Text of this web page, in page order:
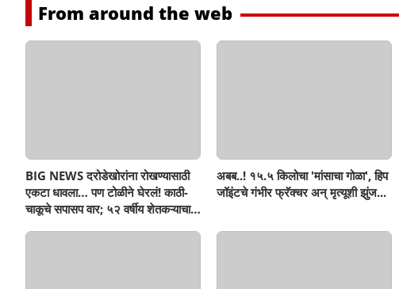
From around the web
BIG NEWS दरोडेखोरांना रोखण्यासाठी
एकटा धावला… पण टोळीने घेरलं! काठी-
चाकूचे सपासप वार; ५२ वर्षीय शेतकऱ्याचा
अबब..! १५.५ किलोचा 'मांसाचा गोळा', हिप
जॉइंटचे गंभीर फ्रॅक्चर अन् मृत्यूशी झुंज...